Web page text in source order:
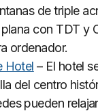
de triple
con TDT y
ordenador.
Hotel – El hotel
del centro
pueden